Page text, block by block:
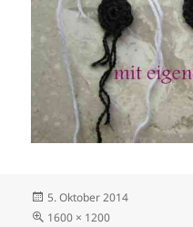
Veröffentlicht
am
5. Oktober 2014
Volle
1600 × 1200